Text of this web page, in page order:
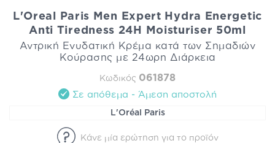
L'Oreal Paris Men Expert Hydra Energetic
Anti Tiredness 24H Moisturiser 50ml
Αντρική Ενυδατική Κρέμα κατά των Σημαδιών
Κούρασης με 24ωρη Διάρκεια
Κωδικός 061878
Σε απόθεμα - Άμεση αποστολή
L'Oréal Paris
Κάνε μία ερώτηση για το προϊόν